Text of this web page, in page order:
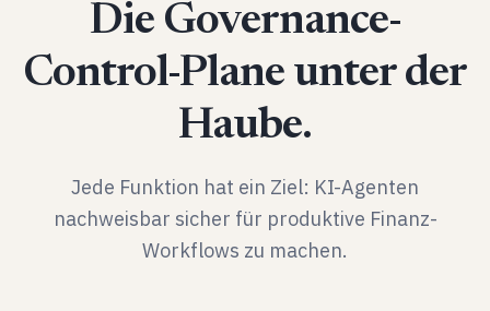
Die Governance-
Control-Plane unter der
Haube.
Jede Funktion hat ein Ziel: KI-Agenten
nachweisbar sicher für produktive Finanz-
Workflows zu machen.